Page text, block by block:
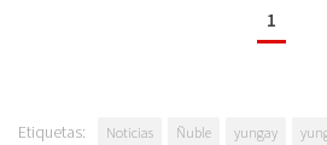
1
Etiquetas: Noticias Ñuble yungay